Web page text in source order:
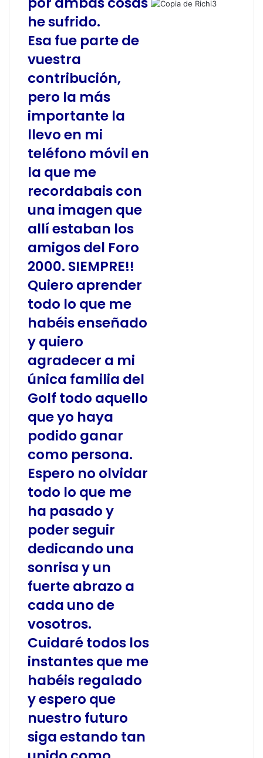
he sufrido.
Esa fue parte de
vuestra
contribución,
pero la más
importante la
llevo en mi
teléfono móvil en
la que me
recordabais con
una imagen que
allí estaban los
amigos del Foro
2000. SIEMPRE!!
Quiero aprender
todo lo que me
habéis enseñado
y quiero
agradecer a mi
única familia del
Golf todo aquello
que yo haya
podido ganar
como persona.
Espero no olvidar
todo lo que me
ha pasado y
poder seguir
dedicando una
sonrisa y un
fuerte abrazo a
cada uno de
vosotros.
Cuidaré todos los
instantes que me
habéis regalado
y espero que
nuestro futuro
siga estando tan